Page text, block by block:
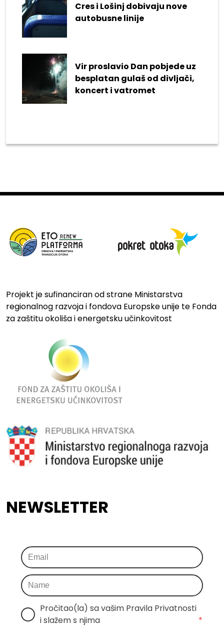
Cres i Lošinj dobivaju nove
autobusne linije
Vir proslavio Dan pobjede uz
besplatan gulaš od divljači,
koncert i vatromet
Projekt je sufinanciran od strane Ministarstva
regionalnog razvoja i fondova Europske unije te Fonda
za zaštitu okoliša i energetsku učinkovitost
NEWSLETTER
Pročitao(la) sa vašim Pravila Privatnosti
i slažem s njima
*